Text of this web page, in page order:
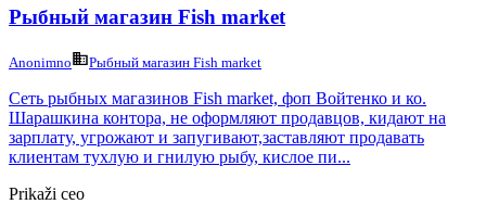
Рыбный магазин Fish market
Anonimno Рыбный магазин Fish market
Сеть рыбных магазинов Fish market, фоп Войтенко и ко.
Шарашкина контора, не оформляют продавцов, кидают на
зарплату, угрожают и запугивают,заставляют продавать
клиентам тухлую и гнилую рыбу, кислое пи...
Prikaži ceo